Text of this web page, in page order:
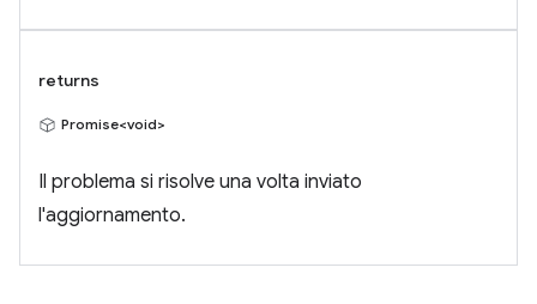
returns
Promise<void>
Il problema si risolve una volta inviato
l'aggiornamento.